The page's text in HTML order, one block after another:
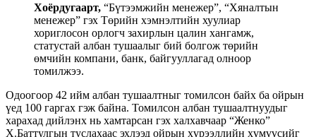
Хоёрдугаарт, “Бүтээмжийн менежер”, “Хяналтын
менежер” гэх Төрийн хэмнэлтийн хуулиар
хориглосон орлогч захирлын цалин хангамж,
статустай албан тушаалыг бий болгож төрийн
өмчийн компани, банк, байгууллагад олноор
томилжээ.
Одоогоор 42 ийм албан тушаалтныг томилсон байх ба ойрын
үед 100 гаргах гэж байна. Томилсон албан тушаалтнуудыг
харахад дийлэнх нь хамтарсан гэх халхавчаар “Женко”
Х.Баттулгын туслахаас эхлээд ойрын хүрээллийн хүмүүсийг